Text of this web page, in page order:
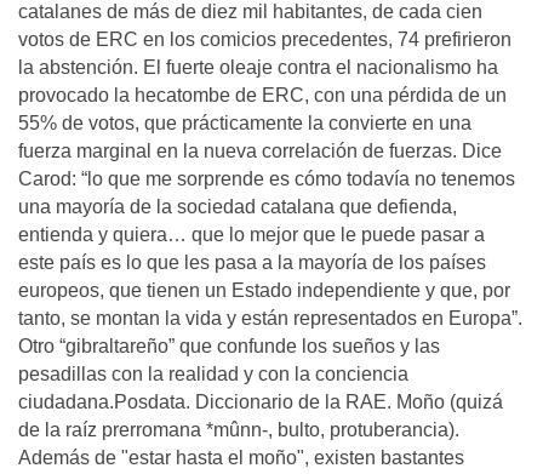
catalanes de más de diez mil habitantes, de cada cien
votos de ERC en los comicios precedentes, 74 prefirieron
la abstención. El fuerte oleaje contra el nacionalismo ha
provocado la hecatombe de ERC, con una pérdida de un
55% de votos, que prácticamente la convierte en una
fuerza marginal en la nueva correlación de fuerzas. Dice
Carod: “lo que me sorprende es cómo todavía no tenemos
una mayoría de la sociedad catalana que defienda,
entienda y quiera… que lo mejor que le puede pasar a
este país es lo que les pasa a la mayoría de los países
europeos, que tienen un Estado independiente y que, por
tanto, se montan la vida y están representados en Europa”.
Otro “gibraltareño” que confunde los sueños y las
pesadillas con la realidad y con la conciencia
ciudadana.Posdata. Diccionario de la RAE. Moño (quizá
de la raíz prerromana *mûnn-, bulto, protuberancia).
Además de "estar hasta el moño", existen bastantes